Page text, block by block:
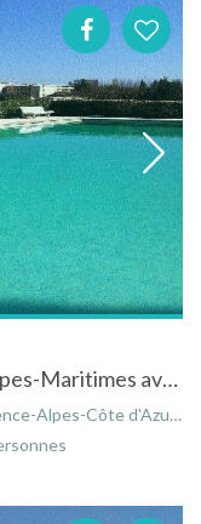
Appartement à Antibes dans les Alpes-Maritimes avec jardin cloturé et piscine privée
Côte d'Azur, France